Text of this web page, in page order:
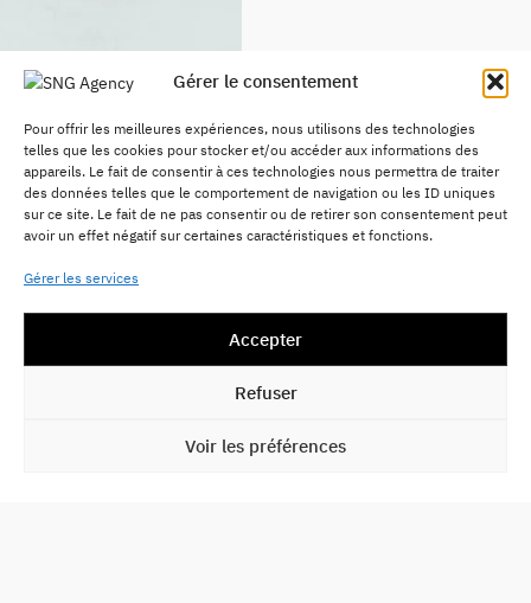
Gérer le consentement
Pour offrir les meilleures expériences, nous utilisons des technologies
telles que les cookies pour stocker et/ou accéder aux informations des
appareils. Le fait de consentir à ces technologies nous permettra de traiter
des données telles que le comportement de navigation ou les ID uniques
sur ce site. Le fait de ne pas consentir ou de retirer son consentement peut
avoir un effet négatif sur certaines caractéristiques et fonctions.
Gérer les services
Accepter
Refuser
Voir les préférences
02.
une vision.